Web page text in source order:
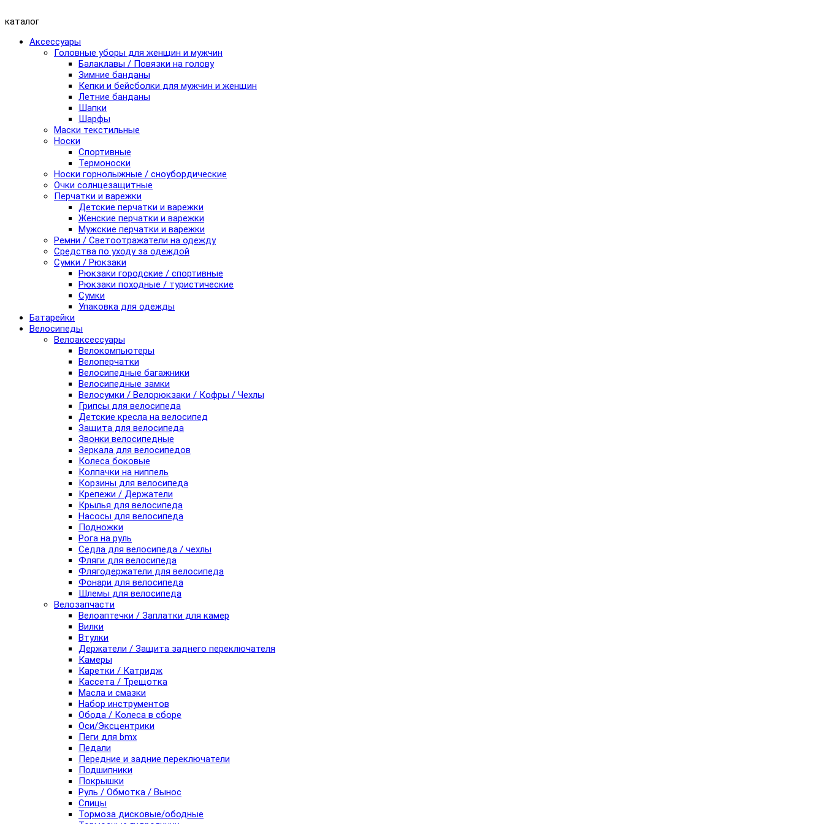
каталог
Аксессуары
Головные уборы для женщин и мужчин
Балаклавы / Повязки на голову
Зимние банданы
Кепки и бейсболки для мужчин и женщин
Летние банданы
Шапки
Шарфы
Маски текстильные
Носки
Спортивные
Термоноски
Носки горнолыжные / сноубордические
Очки солнцезащитные
Перчатки и варежки
Детские перчатки и варежки
Женские перчатки и варежки
Мужские перчатки и варежки
Ремни / Светоотражатели на одежду
Средства по уходу за одеждой
Сумки / Рюкзаки
Рюкзаки городские / спортивные
Рюкзаки походные / туристические
Сумки
Упаковка для одежды
Батарейки
Велосипеды
Велоаксессуары
Велокомпьютеры
Велоперчатки
Велосипедные багажники
Велосипедные замки
Велосумки / Велорюкзаки / Кофры / Чехлы
Грипсы для велосипеда
Детские кресла на велосипед
Защита для велосипеда
Звонки велосипедные
Зеркала для велосипедов
Колеса боковые
Колпачки на ниппель
Корзины для велосипеда
Крепежи / Держатели
Крылья для велосипеда
Насосы для велосипеда
Подножки
Рога на руль
Седла для велосипеда / чехлы
Фляги для велосипеда
Флягодержатели для велосипеда
Фонари для велосипеда
Шлемы для велосипеда
Велозапчасти
Велоаптечки / Заплатки для камер
Вилки
Втулки
Держатели / Защита заднего переключателя
Камеры
Каретки / Катридж
Кассета / Трещотка
Масла и смазки
Набор инструментов
Обода / Колеса в сборе
Оси/Эксцентрики
Пеги для bmx
Педали
Передние и задние переключатели
Подшипники
Покрышки
Руль / Обмотка / Вынос
Спицы
Тормоза дисковые/ободные